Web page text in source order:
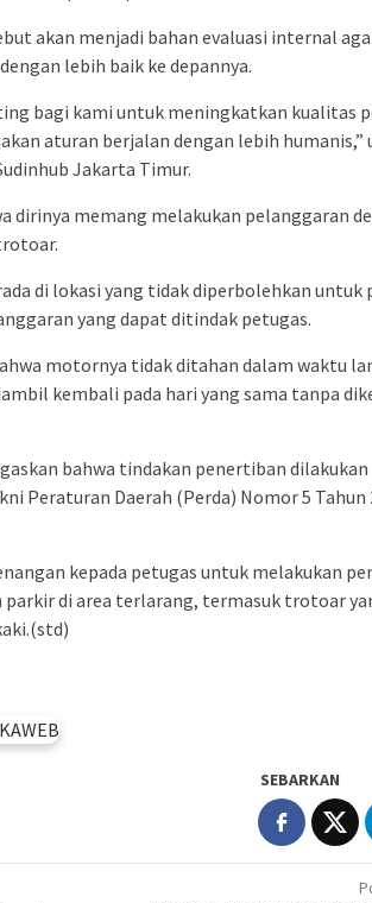
akan menjadi bahan evaluasi internal
lebih baik ke depannya.
bagi kami untuk meningkatkan kualitas
aturan berjalan dengan lebih humanis,”
Jakarta Timur.
dirinya memang melakukan pelanggaran
di lokasi yang tidak diperbolehkan untuk
yang dapat ditindak petugas.
motornya tidak ditahan dalam waktu
kembali pada hari yang sama tanpa
bahwa tindakan penertiban dilakukan
Peraturan Daerah (Perda) Nomor 5 Tahun
kepada petugas untuk melakukan
parkir di area terlarang, termasuk trotoar
SEBARKAN